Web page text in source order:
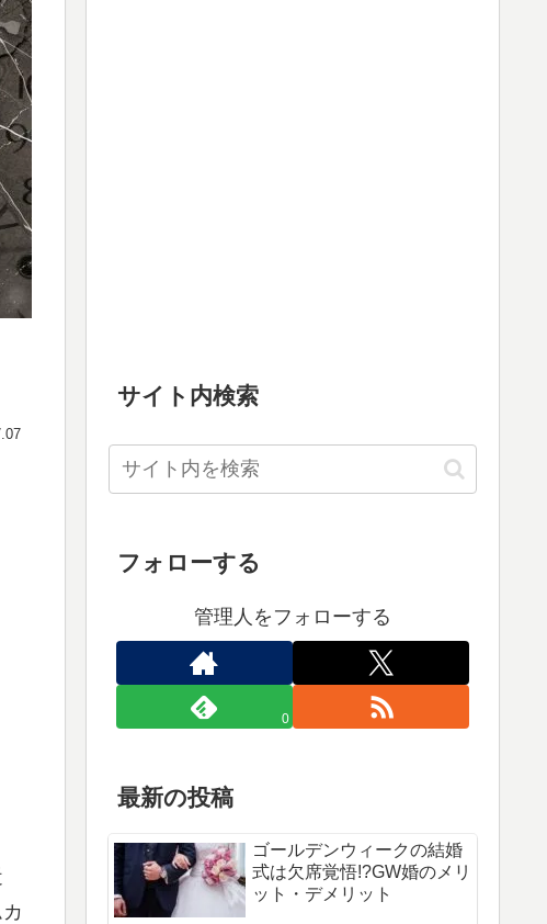
サイト内検索
フォローする
管理人をフォローする
0
最新の投稿
ゴールデンウィークの結婚
式は欠席覚悟!?GW婚のメリ
ット・デメリット